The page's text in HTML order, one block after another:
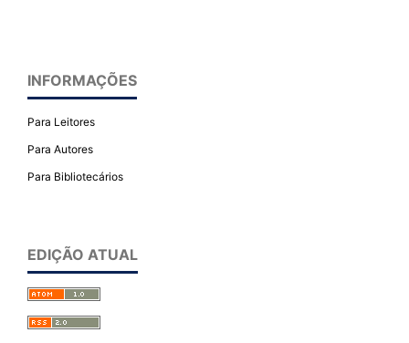
INFORMAÇÕES
Para Leitores
Para Autores
Para Bibliotecários
EDIÇÃO ATUAL